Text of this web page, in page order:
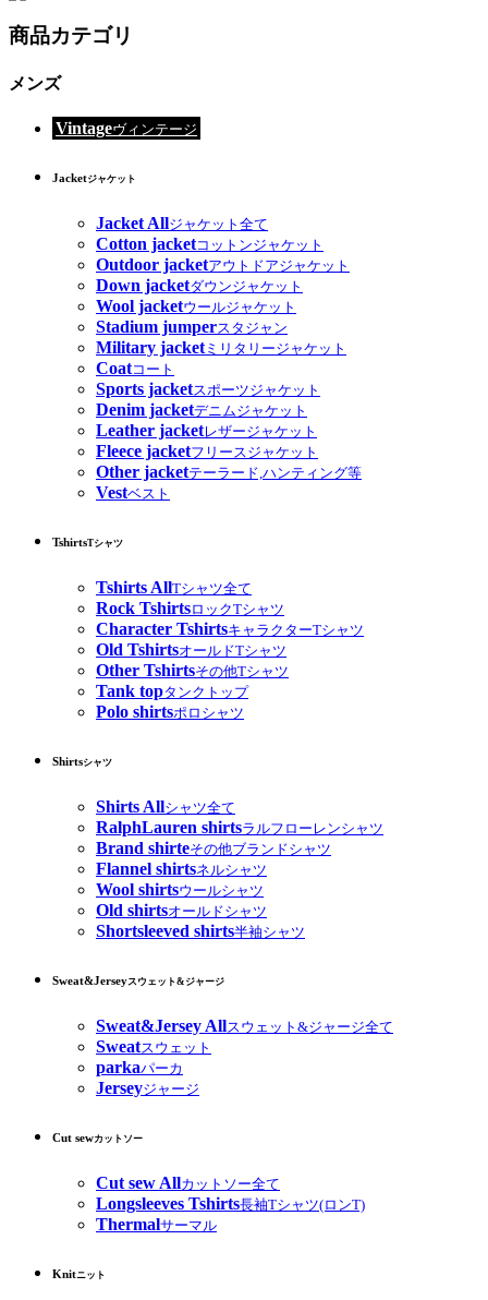
商品カテゴリ
メンズ
Vintageヴィンテージ
Jacketジャケット
Jacket Allジャケット全て
Cotton jacketコットンジャケット
Outdoor jacketアウトドアジャケット
Down jacketダウンジャケット
Wool jacketウールジャケット
Stadium jumperスタジャン
Military jacketミリタリージャケット
Coatコート
Sports jacketスポーツジャケット
Denim jacketデニムジャケット
Leather jacketレザージャケット
Fleece jacketフリースジャケット
Other jacketテーラード,ハンティング等
Vestベスト
TshirtsTシャツ
Tshirts AllTシャツ全て
Rock TshirtsロックTシャツ
Character TshirtsキャラクターTシャツ
Old TshirtsオールドTシャツ
Other Tshirtsその他Tシャツ
Tank topタンクトップ
Polo shirtsポロシャツ
Shirtsシャツ
Shirts Allシャツ全て
RalphLauren shirtsラルフローレンシャツ
Brand shirteその他ブランドシャツ
Flannel shirtsネルシャツ
Wool shirtsウールシャツ
Old shirtsオールドシャツ
Shortsleeved shirts半袖シャツ
Sweat&Jerseyスウェット&ジャージ
Sweat&Jersey Allスウェット&ジャージ全て
Sweatスウェット
parkaパーカ
Jerseyジャージ
Cut sewカットソー
Cut sew Allカットソー全て
Longsleeves Tshirts長袖Tシャツ(ロンT)
Thermalサーマル
Knitニット